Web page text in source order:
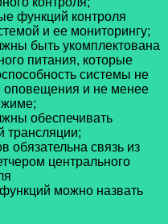
функций контроля
и ее мониторингу;
быть укомплектована
питания, которые
системы не
и не менее
обеспечивать
трансляции;
обязательна связь из
центрального
можно назвать